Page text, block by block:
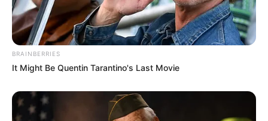
A post shared by Szily Nóra (@szilynora)
BRAINBERRIES
It Might Be Quentin Tarantino's Last Movie